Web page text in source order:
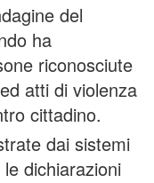
del
ha
riconosciute
atti di violenza
cittadino.
dai sistemi
dichiarazioni